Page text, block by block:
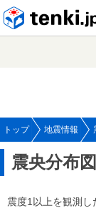
トップ 地震情報
震央分布
震度1以上を観測